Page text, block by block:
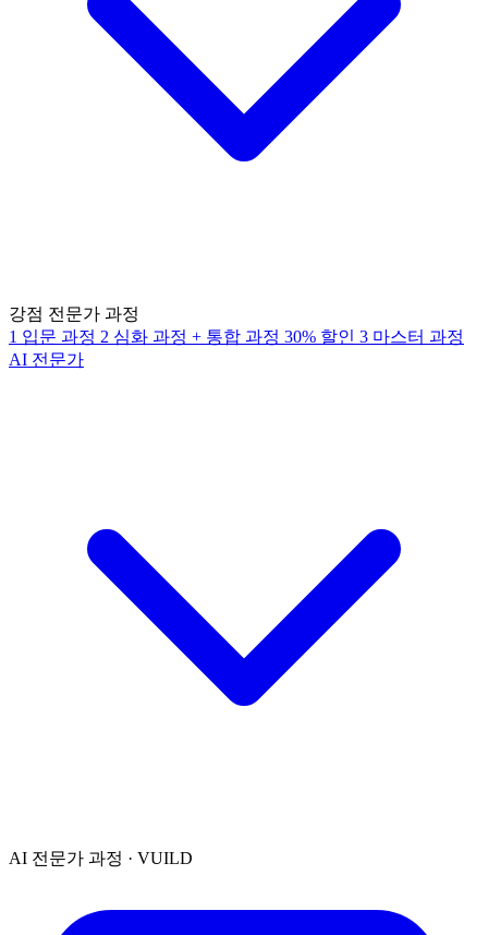
강점 전문가 과정
1 입문 과정 2 심화 과정 + 통합 과정 30% 할인 3 마스터 과정
AI 전문가
AI 전문가 과정 · VUILD